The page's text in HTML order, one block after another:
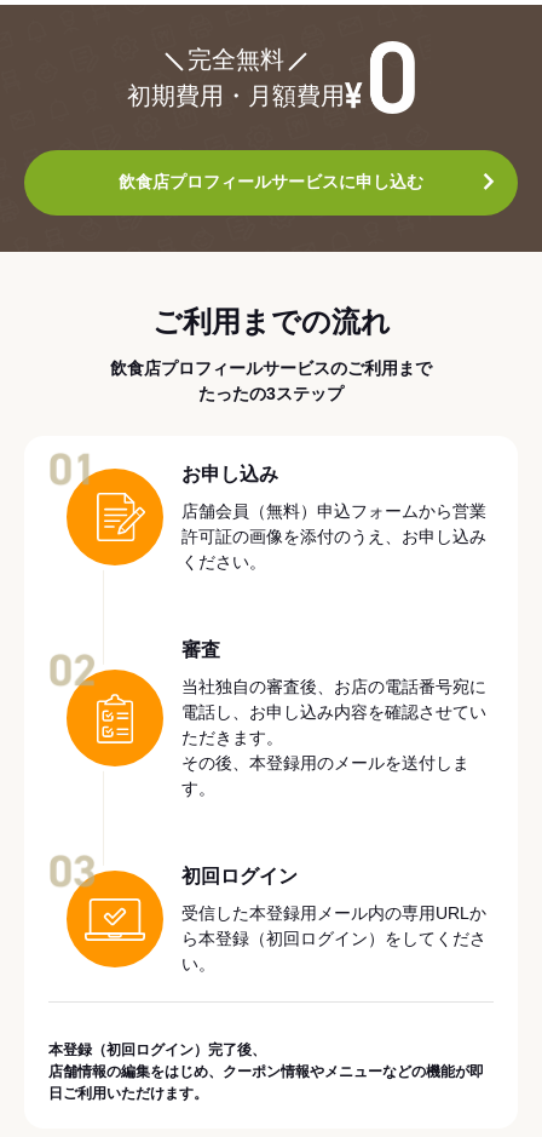
完全無料
初期費用・月額費用
飲食店プロフィールサービスに申し込む
ご利用までの流れ
飲食店プロフィールサービスのご利用まで
たったの3ステップ
お申し込み
店舗会員（無料）申込フォームから営業
許可証の画像を添付のうえ、お申し込み
ください。
審査
当社独自の審査後、お店の電話番号宛に
電話し、お申し込み内容を確認させてい
ただきます。
その後、本登録用のメールを送付しま
す。
初回ログイン
受信した本登録用メール内の専用URLか
ら本登録（初回ログイン）をしてくださ
い。
本登録（初回ログイン）完了後、
店舗情報の編集をはじめ、クーポン情報やメニューなどの機能が即
日ご利用いただけます。